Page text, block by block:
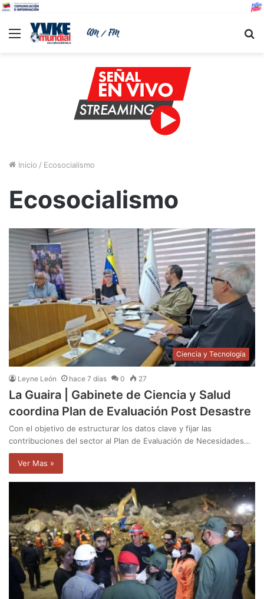
Menu
Inicio / Ecosocialismo
Ecosocialismo
Ciencia y Tecnología
Leyne León hace 7 días 0 27
La Guaira | Gabinete de Ciencia y Salud
coordina Plan de Evaluación Post Desastre
Con el objetivo de estructurar los datos clave y fijar las
contribuciones del sector al Plan de Evaluación de Necesidades…
Ver Mas »